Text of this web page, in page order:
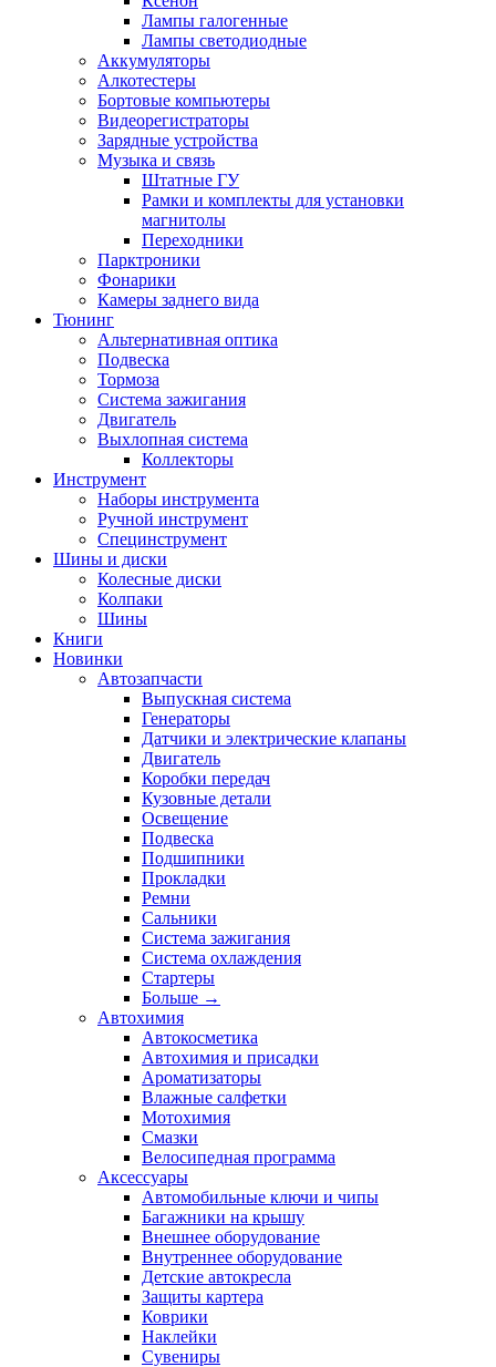
Лампы галогенные
Лампы светодиодные
Аккумуляторы
Алкотестеры
Бортовые компьютеры
Видеорегистраторы
Зарядные устройства
Музыка и связь
Штатные ГУ
Рамки и комплекты для установки
магнитолы
Переходники
Парктроники
Фонарики
Камеры заднего вида
Тюнинг
Альтернативная оптика
Подвеска
Тормоза
Система зажигания
Двигатель
Выхлопная система
Коллекторы
Инструмент
Наборы инструмента
Ручной инструмент
Специнструмент
Шины и диски
Колесные диски
Колпаки
Шины
Книги
Новинки
Автозапчасти
Выпускная система
Генераторы
Датчики и электрические клапаны
Двигатель
Коробки передач
Кузовные детали
Освещение
Подвеска
Подшипники
Прокладки
Ремни
Сальники
Система зажигания
Система охлаждения
Стартеры
Больше →
Автохимия
Автокосметика
Автохимия и присадки
Ароматизаторы
Влажные салфетки
Мотохимия
Смазки
Велосипедная программа
Аксессуары
Автомобильные ключи и чипы
Багажники на крышу
Внешнее оборудование
Внутреннее оборудование
Детские автокресла
Защиты картера
Коврики
Наклейки
Сувениры